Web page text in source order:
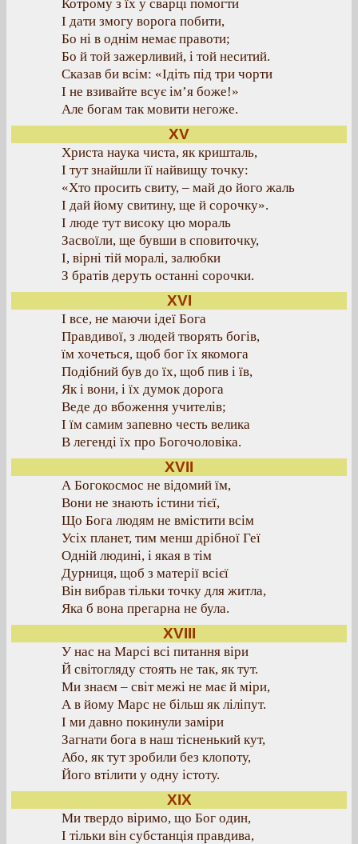
Котрому з їх у сварці помогти
І дати змогу ворога побити,
Бо ні в однім немає правоти;
Бо й той зажерливий, і той неситий.
Сказав би всім: «Ідіть під три чорти
І не взивайте всує ім’я боже!»
Але богам так мовити негоже.
XV
Христа наука чиста, як кришталь,
І тут знайшли її найвищу точку:
«Хто просить свиту, – май до його жаль
І дай йому свитину, ще й сорочку».
І люде тут високу цю мораль
Засвоїли, ще бувши в сповиточку,
І, вірні тій моралі, залюбки
З братів деруть останні сорочки.
XVI
І все, не маючи ідеї Бога
Правдивої, з людей творять богів,
їм хочеться, щоб бог їх якомога
Подібний був до їх, щоб пив і їв,
Як і вони, і їх думок дорога
Веде до вбоження учителів;
І їм самим запевно честь велика
В легенді їх про Богочоловіка.
XVII
А Богокосмос не відомий їм,
Вони не знають істини тієї,
Що Бога людям не вмістити всім
Усіх планет, тим менш дрібної Геї
Одній людині, і якая в тім
Дурниця, щоб з матерії всієї
Він вибрав тільки точку для житла,
Яка б вона прегарна не була.
XVIIІ
У нас на Марсі всі питання віри
Й світогляду стоять не так, як тут.
Ми знаєм – світ межі не має й міри,
А в йому Марс не більш як ліліпут.
І ми давно покинули заміри
Загнати бога в наш тісненький кут,
Або, як тут зробили без клопоту,
Його втілити у одну істоту.
XIX
Ми твердо віримо, що Бог один,
І тільки він субстанція правдива,